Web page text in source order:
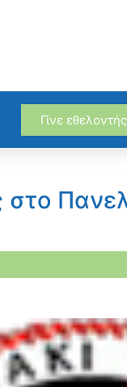
Γίνε εθελοντής
στο